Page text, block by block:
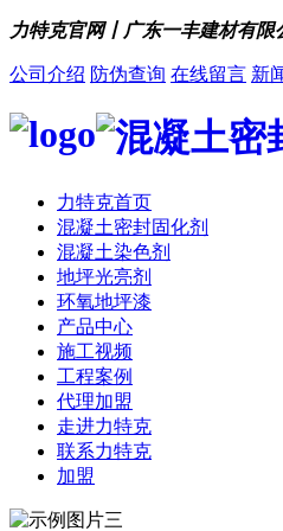
力特克官网丨广东一丰建材有
公司介绍 防伪查询 在线留言 新
力特克首页
混凝土密封固化剂
混凝土染色剂
地坪光亮剂
环氧地坪漆
产品中心
施工视频
工程案例
代理加盟
走进力特克
联系力特克
加盟